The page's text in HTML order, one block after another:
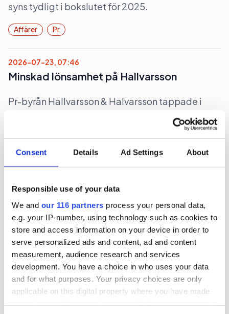
Consent Details Ad Settings About
Responsible use of your data
We and our 116 partners process your personal data,
e.g. your IP-number, using technology such as cookies to
store and access information on your device in order to
serve personalized ads and content, ad and content
measurement, audience research and services
development. You have a choice in who uses your data
and for what purposes. Your privacy choices are only
applicable on this digital property where you have made
syns tydligt i bokslutet för 2025.
Affärer Pr
2026-07-23, 07:46
Minskad lönsamhet på Hallvarsson
Pr-byrån Hallvarsson & Halvarsson tappade i
Affärer Pr
Kulturbyrå blir mindre
Kult PR, en pr-byrå nischad inom kultur, minskade
under sitt senaste räkenskapsår.
Affärer Pr
2026-07-17, 06:20
Glam drar in miljonbelopp